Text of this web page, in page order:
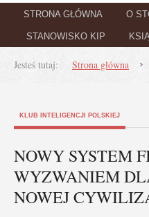
STRONA GŁÓWNA O
STANOWISKO KIP
Jesteś tutaj: Strona główna
KLUB INTELIGENCJI POLSKIEJ
NOWY SYSTEM
WYZWANIEM
NOWEJ